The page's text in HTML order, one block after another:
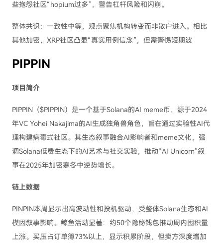
些抱怨社区“hopium过多”，警告杠杆风险和闪崩。
整体共识：一致性中等，观点聚焦机构转变而非散户进入。相比
其他加密，XRP社区凸显“真实用例信念”，但需警惕短期波
PIPPIN
项目简介
PIPPIN（$PIPPIN）是一个基于Solana的AI meme币，源于2024
年VC Yohei Nakajima的AI生成独角兽角色，旨在通过实验性AI代
理构建病毒式社区。其生态叙事融合AI影响者和meme文化，强
调Solana低费生态下的AI艺术与社交实验，推动“AI Unicorn”叙
事在2025年加密寒冬中逆势增长。
链上数据
PINPIN本周显示出高波动性和投机驱动，受整体Solana生态和AI
模因叙事影响。鲸鱼活动显著：约50个隐秘钱包推动周内囤积量
上涨。买压占订单簿73%以上，显示积累阶段，但卖方深度增加